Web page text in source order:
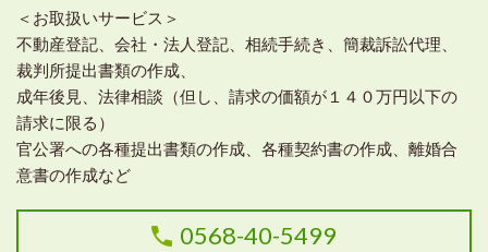
＜お取扱いサービス＞
不動産登記、会社・法人登記、相続手続き、簡裁訴訟代理、
裁判所提出書類の作成、
成年後見、法律相談（但し、請求の価額が１４０万円以下の
請求に限る）
官公署への各種提出書類の作成、各種契約書の作成、離婚合
意書の作成など
0568-40-5499